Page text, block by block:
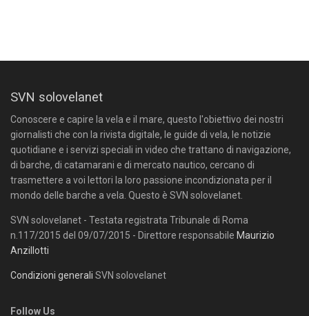
SVN solovelanet
Conoscere e capire la vela e il mare, questo l'obiettivo dei nostri
giornalisti che con la rivista digitale, le guide di vela, le notizie
quotidiane e i servizi speciali in video che trattano di navigazione,
di barche, di catamarani e di mercato nautico, cercano di
trasmettere a voi lettori la loro passione incondizionata per il
mondo delle barche a vela. Questo è SVN solovelanet.
SVN solovelanet - Testata registrata Tribunale di Roma
n.117/2015 del 09/07/2015 - Direttore responsabile Maurizio
Anzillotti
Condizioni generali SVN solovelanet
Follow Us